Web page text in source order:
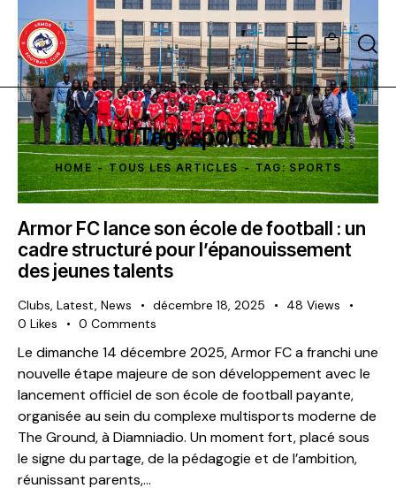
0
Tag: sports
HOME TOUS LES ARTICLES TAG: SPORTS
Armor FC lance son école de football : un
cadre structuré pour l’épanouissement
des jeunes talents
Clubs, Latest, News décembre 18, 2025 48 Views
0 Likes 0 Comments
Le dimanche 14 décembre 2025, Armor FC a franchi une
nouvelle étape majeure de son développement avec le
lancement officiel de son école de football payante,
organisée au sein du complexe multisports moderne de
The Ground, à Diamniadio. Un moment fort, placé sous
le signe du partage, de la pédagogie et de l’ambition,
réunissant parents,…